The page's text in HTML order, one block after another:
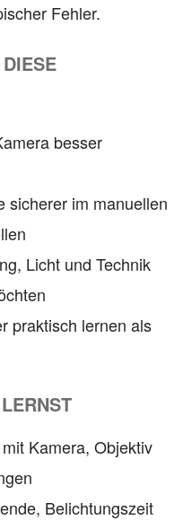
Fehler.
besser
sicherer im manuellen
Licht und Technik
praktisch lernen als
Kamera, Objektiv
Belichtungszeit